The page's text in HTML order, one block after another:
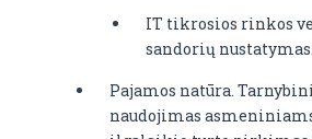
IT tikrosios rinkos
sandorių nustatymas.
Pajamos natūra.
naudojimas